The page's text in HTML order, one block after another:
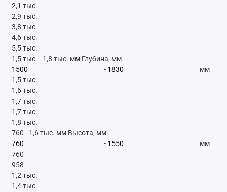
2,1 тыс.
2,9 тыс.
3,8 тыс.
4,6 тыс.
5,5 тыс.
1,5 тыс. - 1,8 тыс. мм Глубина, мм
-
мм
1,5 тыс.
1,6 тыс.
1,7 тыс.
1,7 тыс.
1,8 тыс.
760 - 1,6 тыс. мм Высота, мм
-
мм
760
958
1,2 тыс.
1,4 тыс.